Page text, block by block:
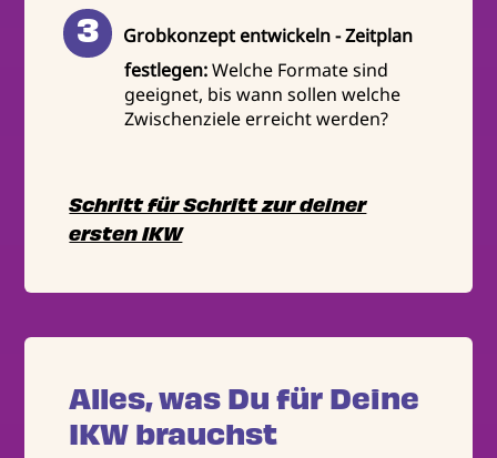
Grobkonzept entwickeln - Zeitplan
festlegen:Welche Formate sind
geeignet, bis wann sollen welche
Zwischenziele erreicht werden?
Schritt für Schritt zur deiner
ersten IKW
Alles, was Du für Deine
IKW brauchst